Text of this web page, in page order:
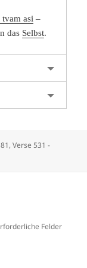
tvam asi –
das Selbst.
,Verse 531 -
Felder